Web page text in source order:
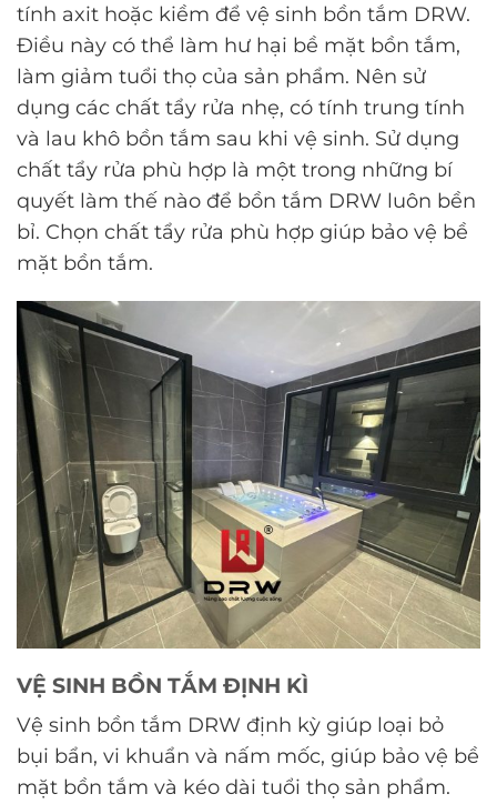
tính axit hoặc kiềm để vệ sinh bồn tắm DRW.
Điều này có thể làm hư hại bề mặt bồn tắm,
làm giảm tuổi thọ của sản phẩm. Nên sử
dụng các chất tẩy rửa nhẹ, có tính trung tính
và lau khô bồn tắm sau khi vệ sinh. Sử dụng
chất tẩy rửa phù hợp là một trong những bí
quyết làm thế nào để bồn tắm DRW luôn bền
bỉ. Chọn chất tẩy rửa phù hợp giúp bảo vệ bề
mặt bồn tắm.
VỆ SINH BỒN TẮM ĐỊNH KÌ
Vệ sinh bồn tắm DRW định kỳ giúp loại bỏ
bụi bẩn, vi khuẩn và nấm mốc, giúp bảo vệ bề
mặt bồn tắm và kéo dài tuổi thọ sản phẩm.